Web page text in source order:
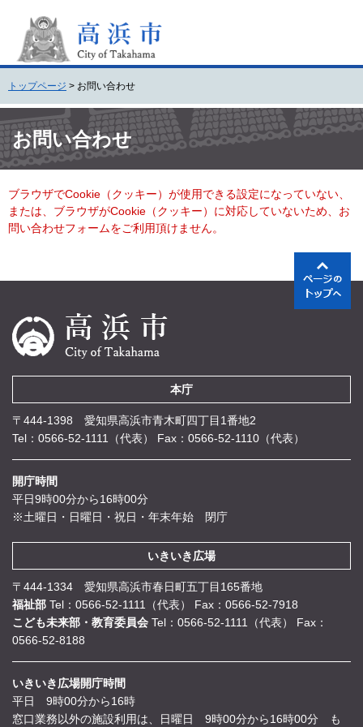
頭
で
す
。
飛
ば
し
て
本
へ
トップページ > お問い合わせ
文 お問い合わせ
ブラウザでCookie（クッキー）が使用できる設定になっていない、
または、ブラウザがCookie（クッキー）に対応していないため、お
問い合わせフォームをご利用頂けません。
本庁
〒444-1398 愛知県高浜市青木町四丁目1番地2
Tel：0566-52-1111（代表）
Fax：0566-52-1110（代表）
開庁時間
平日9時00分から16時00分
※土曜日・日曜日・祝日・年末年始 閉庁
いきいき広場
〒444-1334 愛知県高浜市春日町五丁目165番地
福祉部 Tel：0566-52-1111（代表）
Fax：0566-52-7918
こども未来部・教育委員会 Tel：0566-52-1111（代表）
Fax：
0566-52-8188
いきいき広場開庁時間
平日 9時00分から16時
窓口業務以外の施設利用は、日曜日 9時00分から16時00分 も